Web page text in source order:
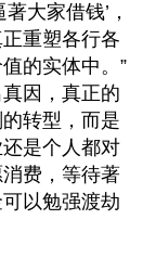
大家借钱’，
重塑各行各
的实体中。”
因，真正的
转型，而是
是个人都对
费，等待著
以勉强渡劫